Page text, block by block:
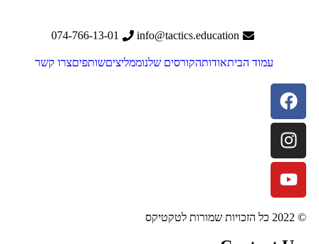
info@tactics.education
074-766-13-01
עמוד הביתאודותהקורסים שלנוממליציםשותפיםצרו קשר
© 2022 כל הזכויות שמורות לטקטיקס